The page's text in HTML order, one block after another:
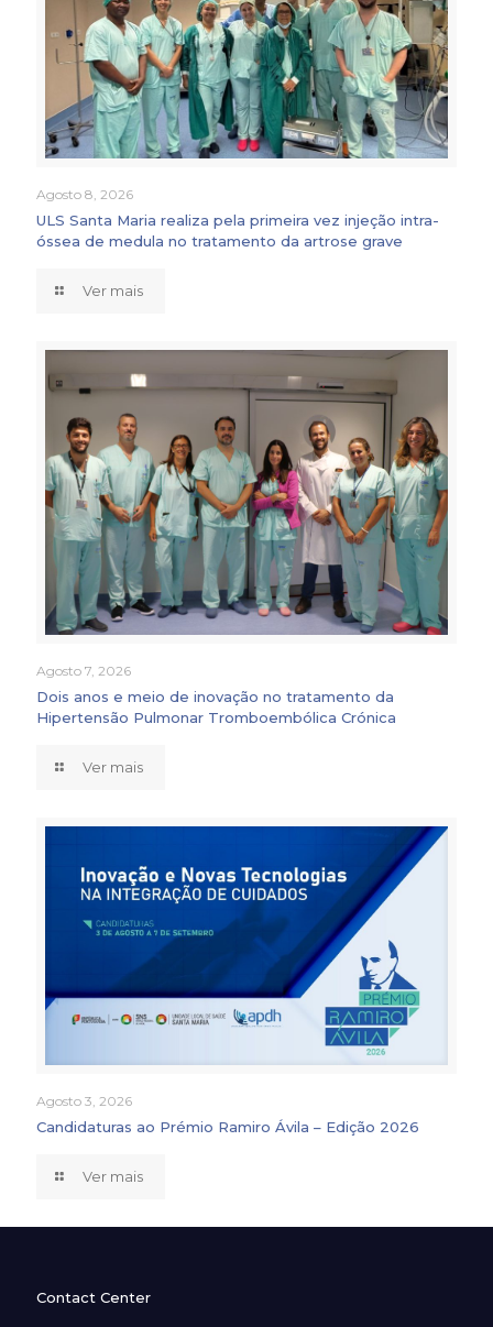
Agosto 8, 2026
ULS Santa Maria realiza pela primeira vez injeção intra-
óssea de medula no tratamento da artrose grave
Ver mais
Agosto 7, 2026
Dois anos e meio de inovação no tratamento da
Hipertensão Pulmonar Tromboembólica Crónica
Ver mais
Agosto 3, 2026
Candidaturas ao Prémio Ramiro Ávila – Edição 2026
Ver mais
Contact Center